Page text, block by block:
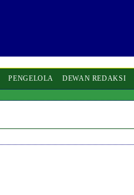
PENGELOLA DEWAN REDAKSI